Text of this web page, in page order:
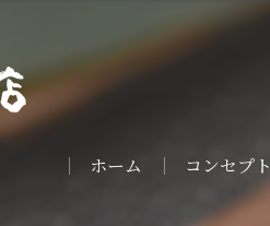
ホーム コンセプ